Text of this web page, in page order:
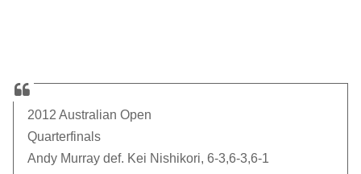
2012 Australian Open
Quarterfinals
Andy Murray def. Kei Nishikori, 6-3,6-3,6-1